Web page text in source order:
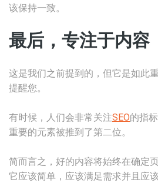
该保持一致。
最后，专注于内容
这是我们之前提到的，但它是如此
提醒您。
有时候，人们会非常关注SEO的指
重要的元素被推到了第二位。
简而言之，好的内容将始终在确定
它应该简单，应该满足需求并且应该